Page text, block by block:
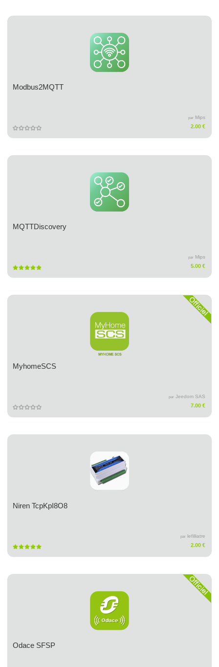
Modbus2MQTT
par Mips
2.00 €
MQTTDiscovery
par Mips
5.00 €
MyhomeSCS
par Jeedom SAS
7.00 €
Niren TcpKpI8O8
par lefilliatre
2.00 €
Odace SFSP